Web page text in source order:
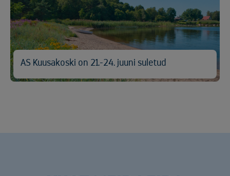
AS Kuusakoski on 21.-24. juuni suletud